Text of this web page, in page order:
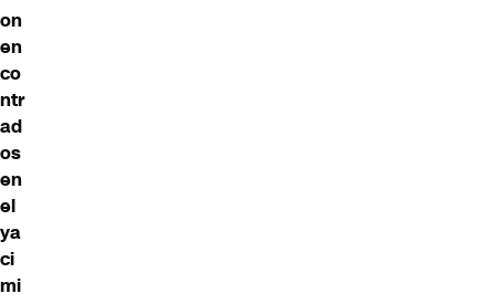
on
en
co
ntr
ad
os
en
el
ya
ci
mi